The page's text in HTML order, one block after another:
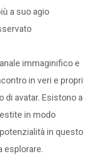
a suo agio
immaginifico e
in veri e propri
di avatar. Esistono a
in modo
in questo
esplorare.